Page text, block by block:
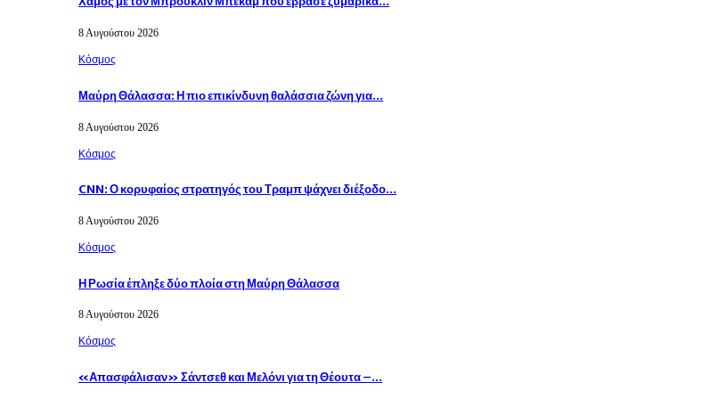
8 Αυγούστου 2026
Κόσμος
Μαύρη Θάλασσα: Η πιο επικίνδυνη θαλάσσια ζώνη για…
8 Αυγούστου 2026
Κόσμος
CNN: Ο κορυφαίος στρατηγός του Τραμπ ψάχνει διέξοδο…
8 Αυγούστου 2026
Κόσμος
Η Ρωσία έπληξε δύο πλοία στη Μαύρη Θάλασσα
8 Αυγούστου 2026
Κόσμος
«Απασφάλισαν» Σάντσεθ και Μελόνι για τη Θέουτα –…